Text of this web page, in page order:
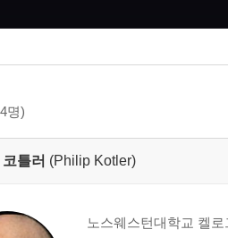
명)
틀러 (Philip Kotler)
노스웨스턴대학교 켈